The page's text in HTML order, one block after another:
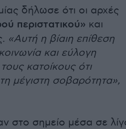
δήλωσε ότι οι αρχές
περιστατικού» και
«Αυτή η βίαιη επίθεση
και εύλογη
κατοίκους ότι
μέγιστη σοβαρότητα»,
στο σημείο μέσα σε